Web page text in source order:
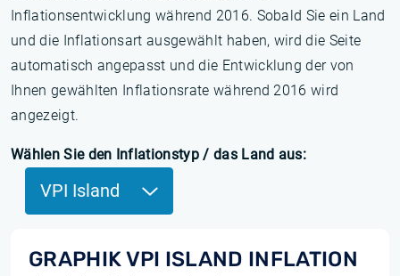
Inflationsentwicklung während 2016. Sobald Sie ein Land
und die Inflationsart ausgewählt haben, wird die Seite
automatisch angepasst und die Entwicklung der von
Ihnen gewählten Inflationsrate während 2016 wird
angezeigt.
Wählen Sie den Inflationstyp / das Land aus:
VPI Island
GRAPHIK VPI ISLAND INFLATION